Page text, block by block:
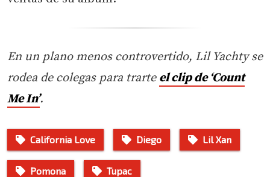
En un plano menos controvertido, Lil Yachty se
rodea de colegas para trarte el clip de ‘Count
Me In’.
California Love Diego Lil Xan
Pomona Tupac